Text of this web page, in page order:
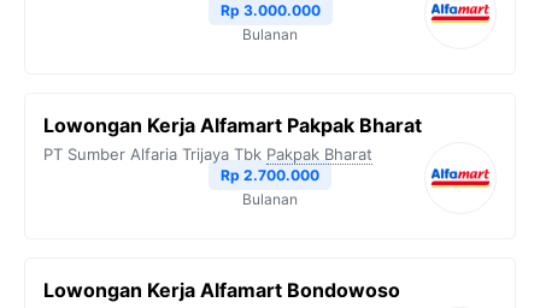
Rp 3.000.000
Bulanan
Lowongan Kerja Alfamart Pakpak Bharat
PT Sumber Alfaria Trijaya Tbk Pakpak Bharat
Rp 2.700.000
Bulanan
Lowongan Kerja Alfamart Bondowoso